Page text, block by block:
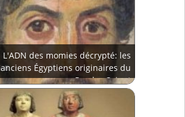
L'ADN des momies décrypté: les
anciens Égyptiens originaires du
Proche-Orient